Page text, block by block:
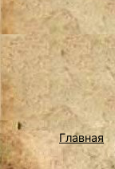
Главная